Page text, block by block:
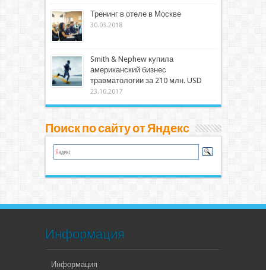
Тренинг в отеле в Москве
30.03.2018
Smith & Nephew купила
американский бизнес
травматологии за 210 млн. USD
23.10.2017
Поиск по сайту от Яндекс
Информация
Информация